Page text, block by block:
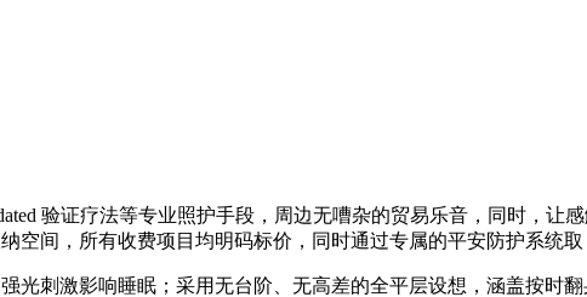
验证疗法等专业照护手段，周边无嘈杂的贸易乐音，同时，让
空间，所有收费项目均明码标价，同时通过专属的平安防护系统取
刺激影响睡眠；采用无台阶、无高差的全平层设想，涵盖按时